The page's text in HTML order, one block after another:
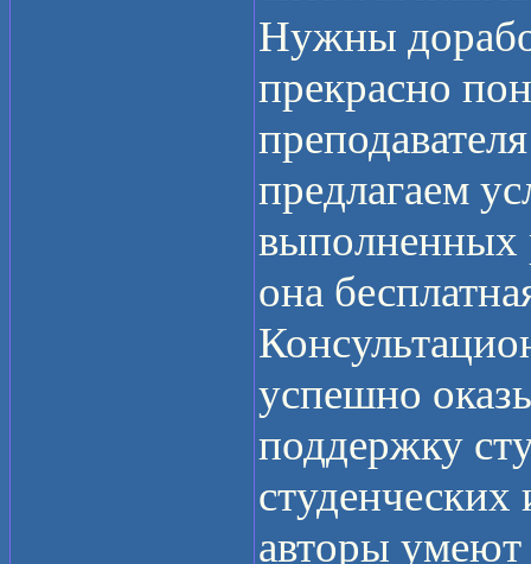
Нужны
прекрасно
предлагаем
выполненных
она
успешно
поддержку
авторы умеют